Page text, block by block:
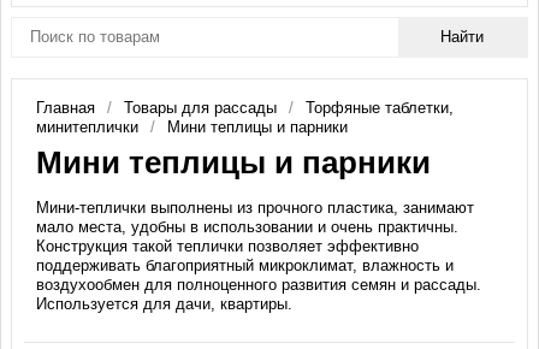
Главная Товары для рассады
Торфяные таблетки,
минитеплички
Мини теплицы и парники
Мини теплицы и парники
Мини-теплички выполнены из прочного пластика, занимают
мало места, удобны в использовании и очень практичны.
Конструкция такой теплички позволяет эффективно
поддерживать благоприятный микроклимат, влажность и
воздухообмен для полноценного развития семян и рассады.
Используется для дачи, квартиры.